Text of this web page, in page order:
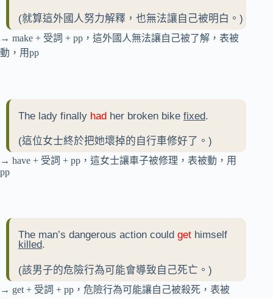
(就算這外國人努力解釋，也無法讓自己被明白。)
→ make + 受詞 + pp，這外國人無法讓自己被了解，表被
動，用pp
The lady finally had her broken bike fixed.
(這位女士終於把她壞掉的自行車修好了。)
→ have + 受詞 + pp，這女士讓車子被修理，表被動，用
pp
The man’s dangerous action could get himself
killed.
(該男子的危險行為可能會導致自己死亡。)
→ get + 受詞 + pp，危險行為可能讓自己被殺死，表被